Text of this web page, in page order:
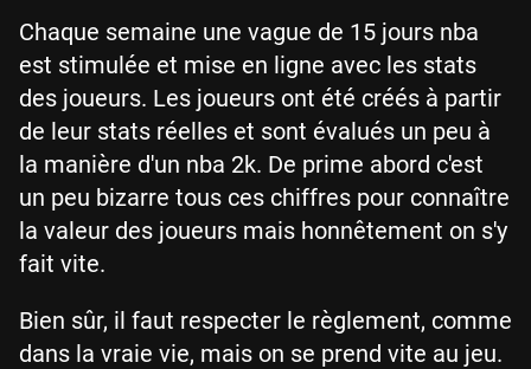
Chaque semaine une vague de 15 jours nba
est stimulée et mise en ligne avec les stats
des joueurs. Les joueurs ont été créés à partir
de leur stats réelles et sont évalués un peu à
la manière d'un nba 2k. De prime abord c'est
un peu bizarre tous ces chiffres pour connaître
la valeur des joueurs mais honnêtement on s'y
fait vite.
Bien sûr, il faut respecter le règlement, comme
dans la vraie vie, mais on se prend vite au jeu.